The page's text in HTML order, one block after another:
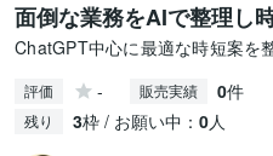
面倒な業務をAIで整理し
ChatGPT中心に最適な時短案を
評価 - 販売実績 0件
残り 3枠 / お願い中： 0人